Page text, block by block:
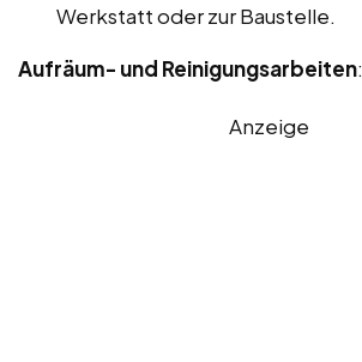
Werkstatt oder zur Baustelle.
Aufräum- und Reinigungsarbeiten:
Anzeige